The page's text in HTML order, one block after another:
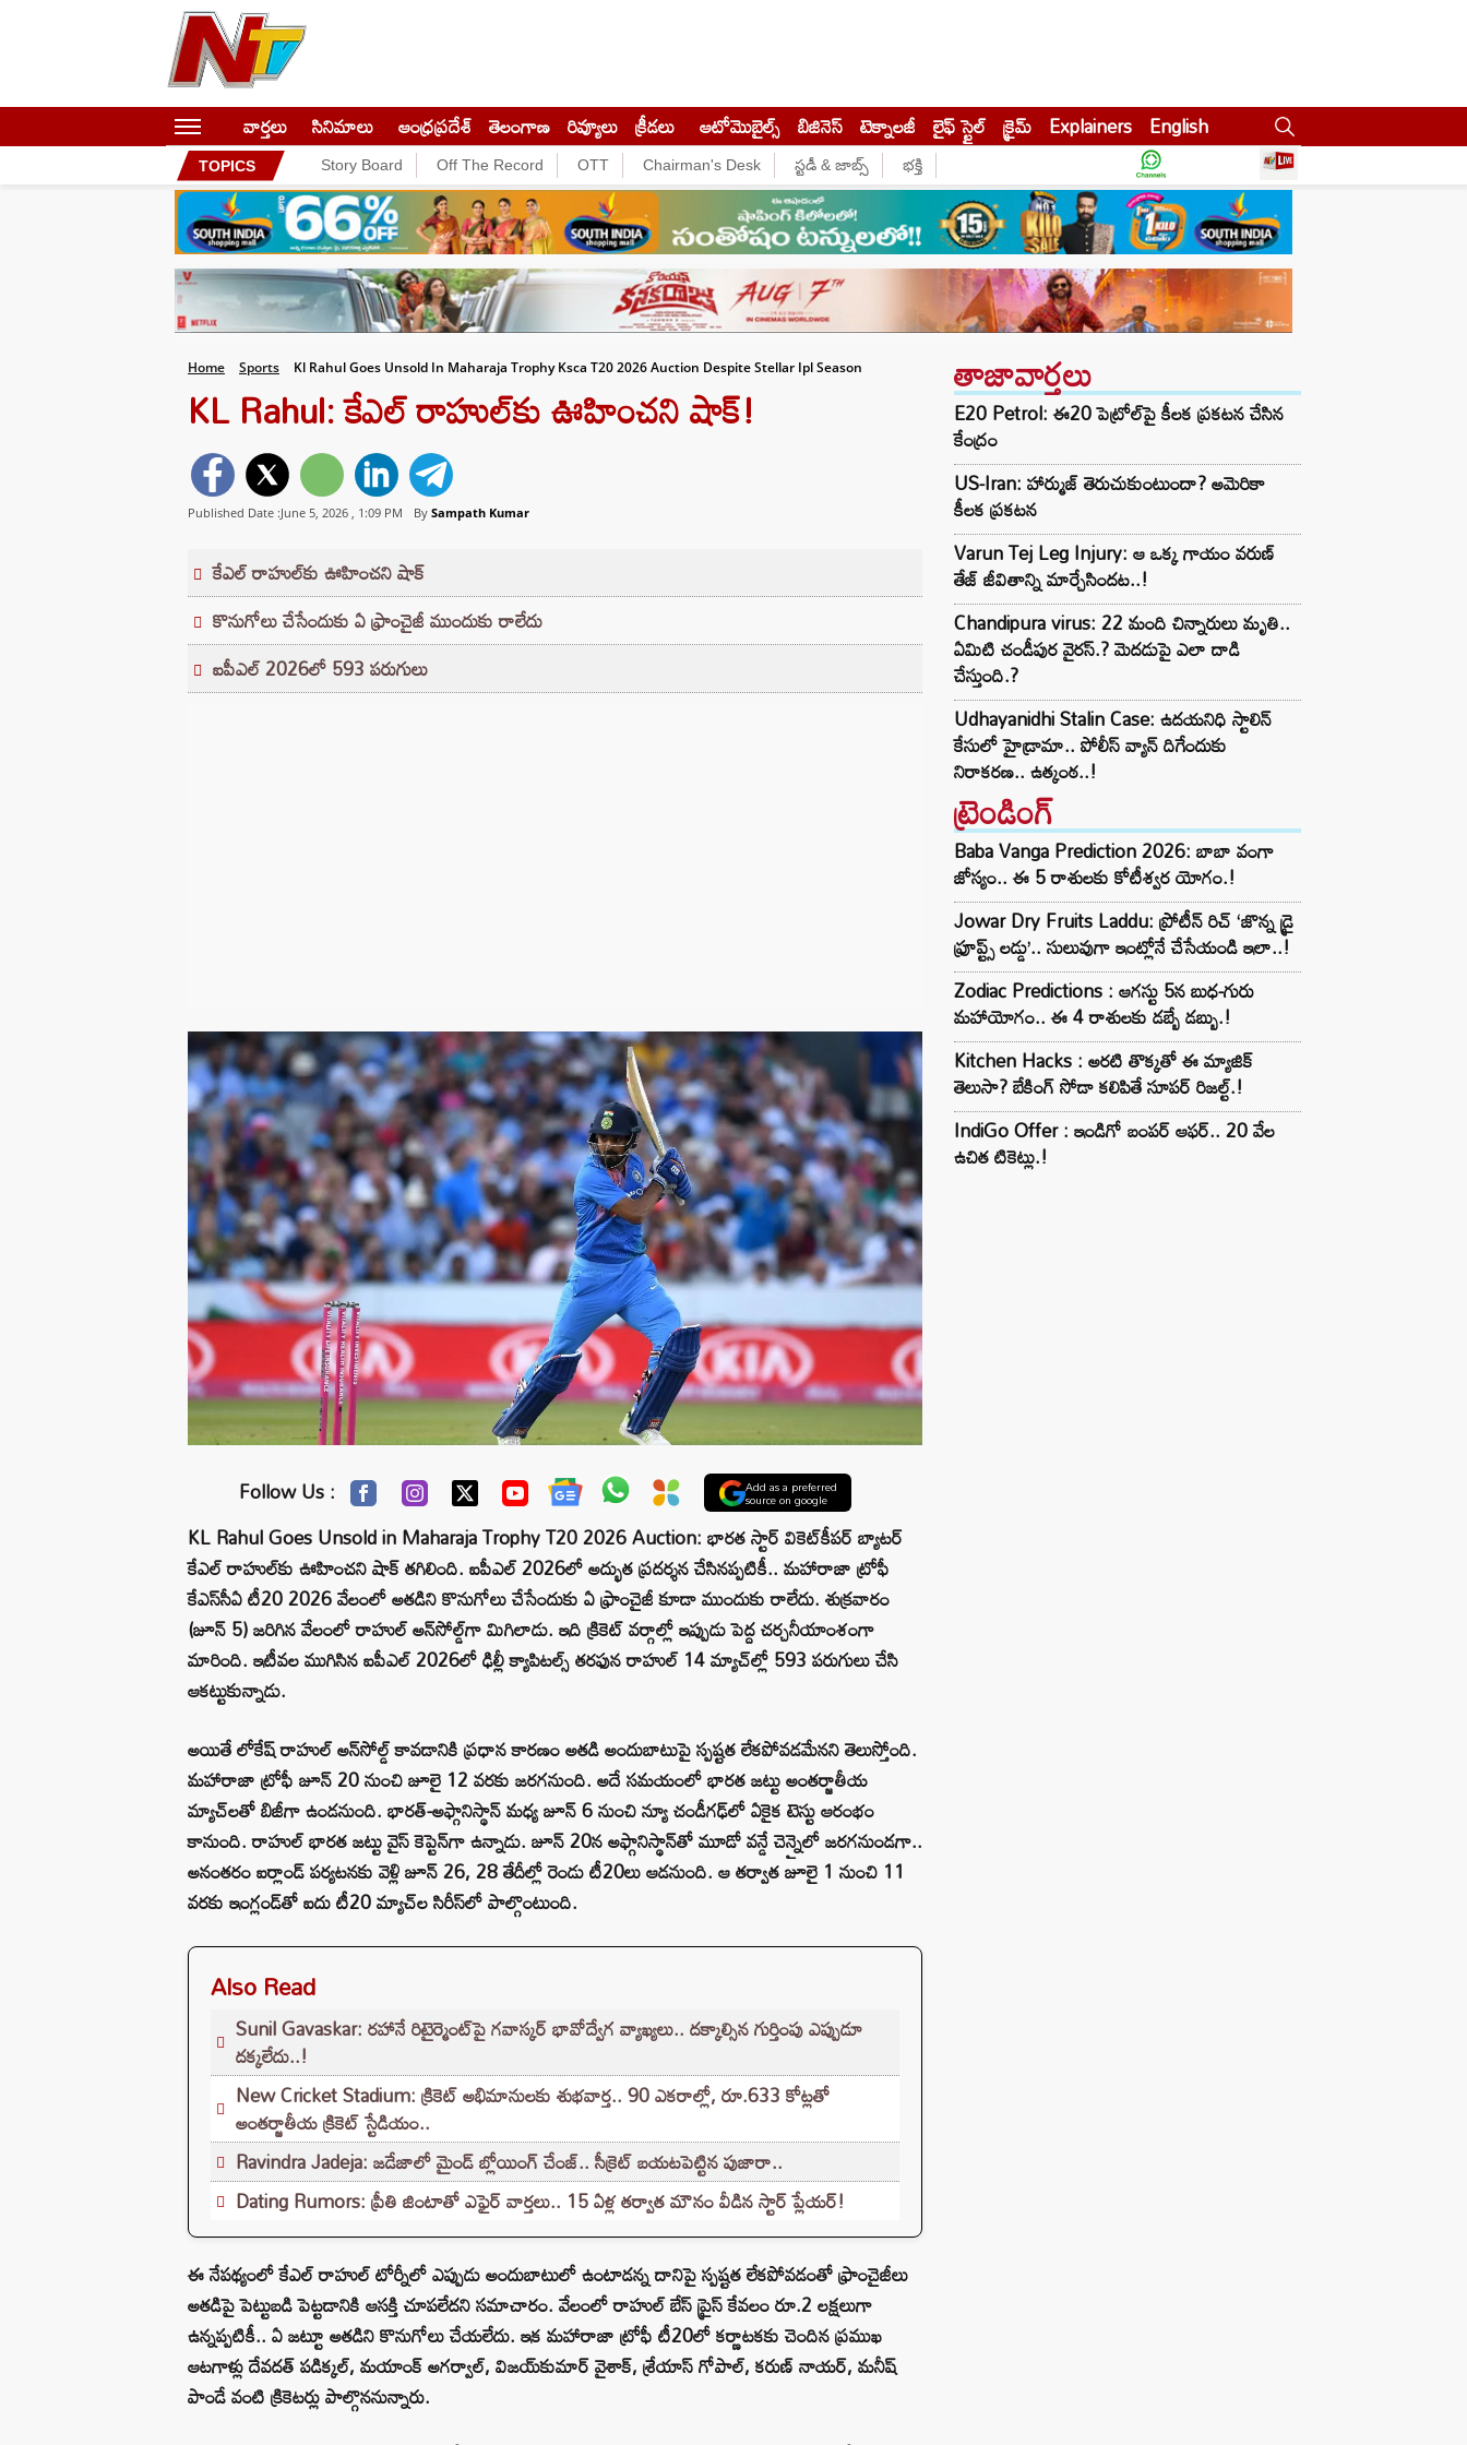
వార్తలు సినిమాలు ఆంధ్రప్రదేశ్ తెలంగాణ రివ్యూలు క్రీడలు ఆటోమొబైల్స్ బిజినెస్‌ టెక్నాలజీ లైఫ్ స్టైల్ క్రైమ్ Explainers English
TOPICS Story Board Off The Record OTT Chairman's Desk స్టడీ & జాబ్స్ భక్తి
Home Sports Kl Rahul Goes Unsold In Maharaja Trophy Ksca T20 2026 Auction Despite Stellar Ipl Season
KL Rahul: కేఎల్ రాహుల్‌కు ఊహించని షాక్!
Published Date :June 5, 2026 , 1:09 PM By Sampath Kumar
కేఎల్ రాహుల్‌కు ఊహించని షాక్
కొనుగోలు చేసేందుకు ఏ ఫ్రాంచైజీ ముందుకు రాలేదు
ఐపీఎల్ 2026లో 593 పరుగులు
Follow Us : Add as a preferred
source on google
KL Rahul Goes Unsold in Maharaja Trophy T20 2026 Auction: భారత స్టార్ వికెట్‌కీపర్ బ్యాటర్
కేఎల్ రాహుల్‌కు ఊహించని షాక్ తగిలింది. ఐపీఎల్ 2026లో అద్భుత ప్రదర్శన చేసినప్పటికీ.. మహారాజా ట్రోఫీ
కేఎస్‌సీఏ టీ20 2026 వేలంలో అతడిని కొనుగోలు చేసేందుకు ఏ ఫ్రాంచైజీ కూడా ముందుకు రాలేదు. శుక్రవారం
(జూన్ 5) జరిగిన వేలంలో రాహుల్ అన్‌సోల్డ్‌గా మిగిలాడు. ఇది క్రికెట్ వర్గాల్లో ఇప్పుడు పెద్ద చర్చనీయాంశంగా
మారింది. ఇటీవల ముగిసిన ఐపీఎల్ 2026లో ఢిల్లీ క్యాపిటల్స్ తరఫున రాహుల్ 14 మ్యాచ్‌ల్లో 593 పరుగులు చేసి
ఆకట్టుకున్నాడు.
అయితే లోకేష్ రాహుల్ అన్‌సోల్డ్ కావడానికి ప్రధాన కారణం అతడి అందుబాటుపై స్పష్టత లేకపోవడమేనని తెలుస్తోంది.
మహారాజా ట్రోఫీ జూన్ 20 నుంచి జూలై 12 వరకు జరగనుంది. అదే సమయంలో భారత జట్టు అంతర్జాతీయ
మ్యాచ్‌లతో బిజీగా ఉండనుంది. భారత్-అఫ్గానిస్థాన్ మధ్య జూన్ 6 నుంచి న్యూ చండీగఢ్‌లో ఏకైక టెస్టు ఆరంభం
కానుంది. రాహుల్ భారత జట్టు వైస్ కెప్టెన్‌గా ఉన్నాడు. జూన్ 20న అఫ్గానిస్థాన్‌తో మూడో వన్డే చెన్నైలో జరగనుండగా..
అనంతరం ఐర్లాండ్ పర్యటనకు వెళ్లి జూన్ 26, 28 తేదీల్లో రెండు టీ20లు ఆడనుంది. ఆ తర్వాత జూలై 1 నుంచి 11
వరకు ఇంగ్లండ్‌తో ఐదు టీ20 మ్యాచ్‌ల సిరీస్‌లో పాల్గొంటుంది.
Also Read
Sunil Gavaskar: రహానే రిటైర్మెంట్‌పై గవాస్కర్ భావోద్వేగ వ్యాఖ్యలు.. దక్కాల్సిన గుర్తింపు ఎప్పుడూ
దక్కలేదు..!
New Cricket Stadium: క్రికెట్ అభిమానులకు శుభవార్త.. 90 ఎకరాల్లో, రూ.633 కోట్లతో
అంతర్జాతీయ క్రికెట్ స్టేడియం..
Ravindra Jadeja: జడేజాలో మైండ్ బ్లోయింగ్ చేంజ్.. సీక్రెట్ బయటపెట్టిన పుజారా..
Dating Rumors: ప్రీతి జింటాతో ఎఫైర్ వార్తలు.. 15 ఏళ్ల తర్వాత మౌనం వీడిన స్టార్ ప్లేయర్!
ఈ నేపథ్యంలో కేఎల్ రాహుల్ టోర్నీలో ఎప్పుడు అందుబాటులో ఉంటాడన్న దానిపై స్పష్టత లేకపోవడంతో ఫ్రాంచైజీలు
అతడిపై పెట్టుబడి పెట్టడానికి ఆసక్తి చూపలేదని సమాచారం. వేలంలో రాహుల్ బేస్ ప్రైస్ కేవలం రూ.2 లక్షలుగా
ఉన్నప్పటికీ.. ఏ జట్టూ అతడిని కొనుగోలు చేయలేదు. ఇక మహారాజా ట్రోఫీ టీ20లో కర్ణాటకకు చెందిన ప్రముఖ
ఆటగాళ్లు దేవదత్ పడిక్కల్, మయాంక్ అగర్వాల్, విజయ్‌కుమార్ వైశాక్, శ్రేయాస్ గోపాల్, కరుణ్ నాయర్, మనీష్
పాండే వంటి క్రికెటర్లు పాల్గొననున్నారు.
తాజావార్తలు
E20 Petrol: ఈ20 పెట్రోల్‌పై కీలక ప్రకటన చేసిన
కేంద్రం
US-Iran: హార్ముజ్ తెరుచుకుంటుందా? అమెరికా
కీలక ప్రకటన
Varun Tej Leg Injury: ఆ ఒక్క గాయం వరుణ్
తేజ్ జీవితాన్ని మార్చేసిందట..!
Chandipura virus: 22 మంది చిన్నారులు మృతి..
ఏమిటి చండీపుర వైరస్.? మెదడుపై ఎలా దాడి
చేస్తుంది.?
Udhayanidhi Stalin Case: ఉదయనిధి స్టాలిన్
కేసులో హైడ్రామా.. పోలీస్ వ్యాన్ దిగేందుకు
నిరాకరణ.. ఉత్కంఠ..!
ట్రెండింగ్‌
Baba Vanga Prediction 2026: బాబా వంగా
జోస్యం.. ఈ 5 రాశులకు కోటీశ్వర యోగం.!
Jowar Dry Fruits Laddu: ప్రోటీన్ రిచ్ ‘జొన్న డ్రై
ఫ్రూప్ట్స్ లడ్డు’.. సులువుగా ఇంట్లోనే చేసేయండి ఇలా..!
Zodiac Predictions : ఆగస్టు 5న బుధ-గురు
మహాయోగం.. ఈ 4 రాశులకు డబ్బే డబ్బు.!
Kitchen Hacks : అరటి తొక్కతో ఈ మ్యాజిక్
తెలుసా? బేకింగ్ సోడా కలిపితే సూపర్ రిజల్ట్.!
IndiGo Offer : ఇండిగో బంపర్ ఆఫర్.. 20 వేల
ఉచిత టికెట్లు.!